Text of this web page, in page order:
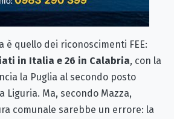
è quello dei riconoscimenti FEE:
in Italia e 26 in Calabria, con la
la Puglia al secondo posto
Liguria. Ma, secondo Mazza,
comunale sarebbe un errore: la